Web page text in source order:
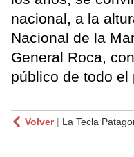
nacional, a la
Nacional de la
General Roca,
público de todo el
Volver| La Tecla